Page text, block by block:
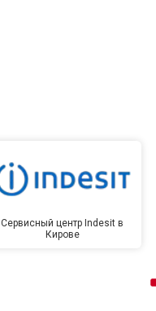
Сервисный центр Indesit в
Кирове